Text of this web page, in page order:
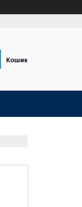
Кошик